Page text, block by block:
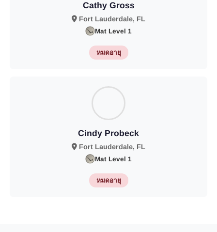
Cathy Gross
Fort Lauderdale, FL
Mat Level 1
หมดอายุ
Cindy Probeck
Fort Lauderdale, FL
Mat Level 1
หมดอายุ